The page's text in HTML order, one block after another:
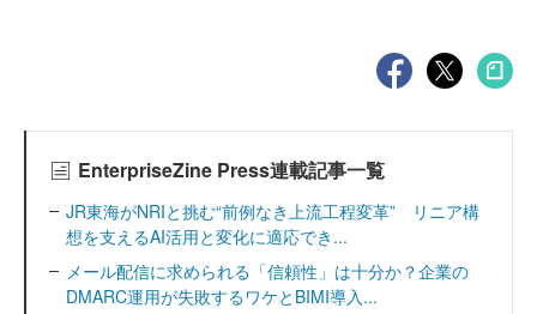
EnterpriseZine Press連載記事一覧
JR東海がNRIと挑む“前例なき上流工程変革” リニア構
想を支えるAI活用と変化に適応でき...
メール配信に求められる「信頼性」は十分か？企業の
DMARC運用が失敗するワケとBIMI導入...